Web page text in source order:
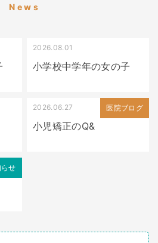
News
） 2026.08.01
小学校中学年の女の子
医院ブログ
2026.06.27
小児矯正のQ&
らせ